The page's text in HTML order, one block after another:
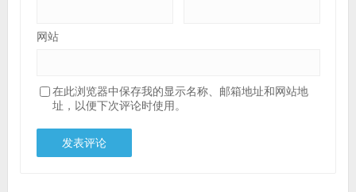
网站
在此浏览器中保存我的显示名称、邮箱地址和网站地
址，以便下次评论时使用。